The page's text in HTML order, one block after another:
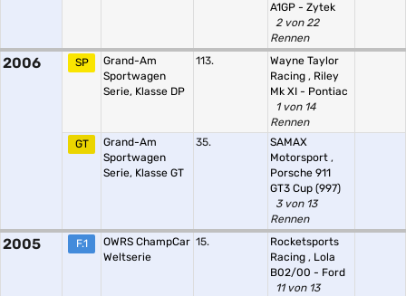
A1GP - Zytek
2 von 22
Rennen
2006 SP
Grand-Am
Sportwagen
Serie, Klasse DP
113.
Wayne Taylor
Racing , Riley
Mk XI - Pontiac
1 von 14
Rennen
GT
Grand-Am
Sportwagen
Serie, Klasse GT
35.
SAMAX
Motorsport ,
Porsche 911
GT3 Cup (997)
3 von 13
Rennen
2005 F.1
OWRS ChampCar
Weltserie
15.
Rocketsports
Racing , Lola
B02/00 - Ford
11 von 13